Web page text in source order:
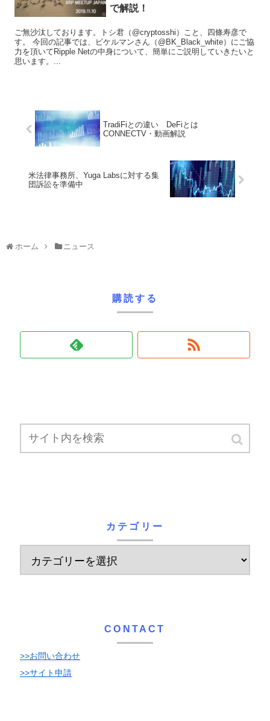
で解説！
ご無沙汰しております。トシ君（@cryptosshi）こと、四條寿彦で
す。 今回の記事では、ビケルマンさん（@BK_Black_white）にご協
力を頂いてRipple Netの中身について、簡単にご説明していきたいと
思います。...
TradiFiとの違い DeFiとは
CONNECTV・動画解説
米法律事務所、Yuga Labsに対する集
団訴訟を準備中
ホーム ニュース
購読する
カテゴリー
CONTACT
>>お問い合わせ
>>サイト申請